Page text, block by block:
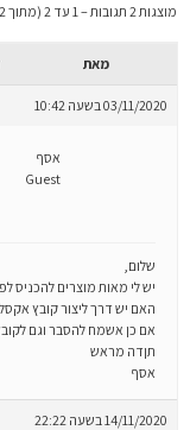
מוצגות 2 תגובות – 1 עד 2 (מתוך 2 סה״כ)
מאת
03/11/2020 בשעה 10:42
אסף
Guest
שלום,
יש לי מאות מוצרים להכניס
האם יש דרך ליצור קובץ אקסל
אם כן אשמח להסבר וגם
תןדה מראש
אסף
14/11/2020 בשעה 22:22